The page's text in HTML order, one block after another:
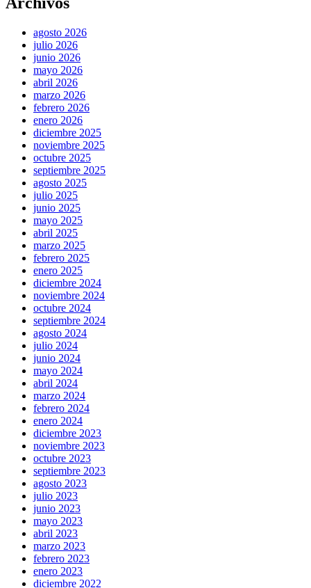
agosto 2026
julio 2026
junio 2026
mayo 2026
abril 2026
marzo 2026
febrero 2026
enero 2026
diciembre 2025
noviembre 2025
octubre 2025
septiembre 2025
agosto 2025
julio 2025
junio 2025
mayo 2025
abril 2025
marzo 2025
febrero 2025
enero 2025
diciembre 2024
noviembre 2024
octubre 2024
septiembre 2024
agosto 2024
julio 2024
junio 2024
mayo 2024
abril 2024
marzo 2024
febrero 2024
enero 2024
diciembre 2023
noviembre 2023
octubre 2023
septiembre 2023
agosto 2023
julio 2023
junio 2023
mayo 2023
abril 2023
marzo 2023
febrero 2023
enero 2023
diciembre 2022